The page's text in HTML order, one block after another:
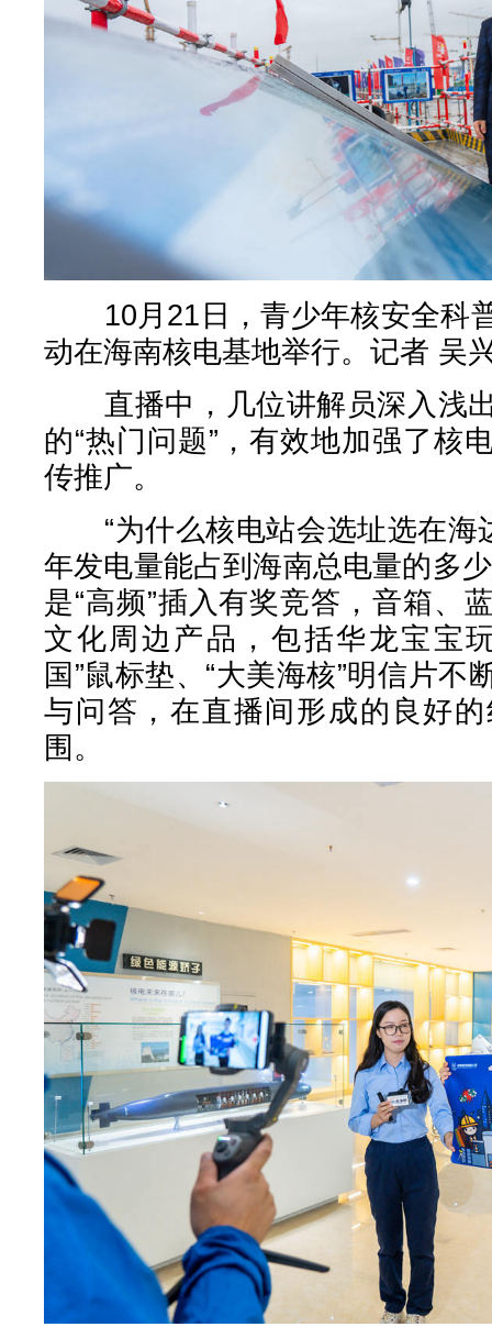
10月21日，青少年核安全科
动在海南核电基地举行。记者 吴
直播中，几位讲解员深入浅
的“热门问题”，有效地加强了核
传推广。
“为什么核电站会选址选在海
年发电量能占到海南总电量的多
是“高频”插入有奖竞答，音箱、
文化周边产品，包括华龙宝宝
国”鼠标垫、“大美海核”明信片不
与问答，在直播间形成的良好
围。